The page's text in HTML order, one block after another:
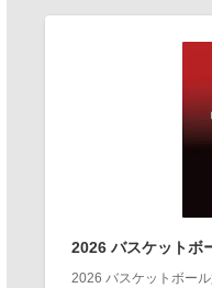
2026 バスケットボ
2026 バスケットボー